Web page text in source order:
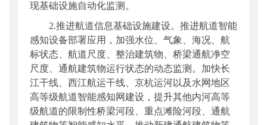
现基础设施自动化监测。
2.推进航道信息基础设施建设。推进航道智能
感知设备部署应用，加强水位、气象、海况、航
标状态、航道尺度、整治建筑物、桥梁通航净空
尺度、通航建筑物运行状态的动态监测。加快长
江干线、西江航运干线、京杭运河以及水网地区
高等级航道智能感知网建设，提升其他内河高等
级航道的限制性桥梁河段、重点滩险河段、通航